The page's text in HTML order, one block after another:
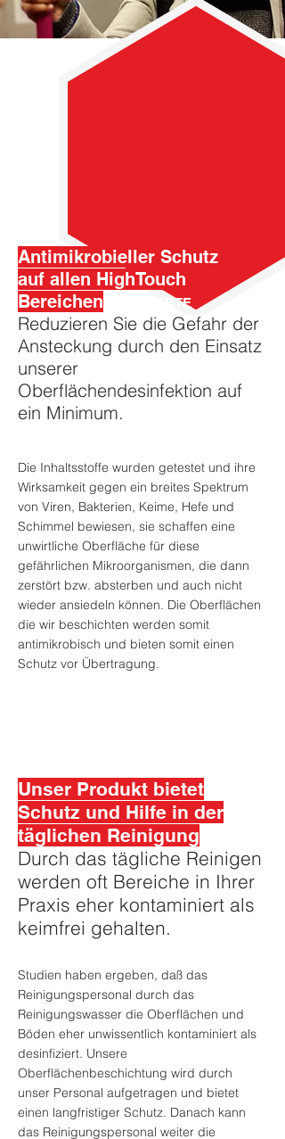
365 TAGE
GARANTIERTE
LANGZEIT WIRKUNG
MADE IN GERMANY
Antimikrobieller Schutz
auf allen HighTouch
Bereichen
Reduzieren Sie die Gefahr der
Ansteckung durch den Einsatz
unserer
Oberflächendesinfektion auf
ein Minimum.
Die Inhaltsstoffe wurden getestet und ihre
Wirksamkeit gegen ein breites Spektrum
von Viren, Bakterien, Keime, Hefe und
Schimmel bewiesen, sie schaffen eine
unwirtliche Oberfläche für diese
gefährlichen Mikroorganismen, die dann
zerstört bzw. absterben und auch nicht
wieder ansiedeln können. Die Oberflächen
die wir beschichten werden somit
antimikrobisch und bieten somit einen
Schutz vor Übertragung.
Unser Produkt bietet
Schutz und Hilfe in der
täglichen Reinigung
Durch das tägliche Reinigen
werden oft Bereiche in Ihrer
Praxis eher kontaminiert als
keimfrei gehalten.
Studien haben ergeben, daß das
Reinigungspersonal durch das
Reinigungswasser die Oberflächen und
Böden eher unwissentlich kontaminiert als
desinfiziert. Unsere
Oberflächenbeschichtung wird durch
unser Personal aufgetragen und bietet
einen langfristiger Schutz. Danach kann
das Reinigungspersonal weiter die